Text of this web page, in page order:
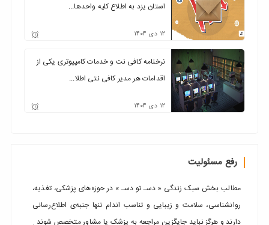
استان یزد به اطلاع کلیه واحدها...
12 دی 1404
نرخنامه کافی نت و خدمات کامپیوتری یکی از
اقدامات هر مدیر کافی نتی اطلا...
12 دی 1404
رفع مسئولیت
مطالب بخش سبک زندگی « دسـ تو دسـ » در حوزه‌های پزشکی، تغذیه،
روانشناسی، سلامت و زیبایی و تناسب اندام تنها جنبه‌ی اطلاع‌رسانی
دارند و هرگز نباید جایگزین مراجعه به پزشک یا مشاور متخصص شوند .